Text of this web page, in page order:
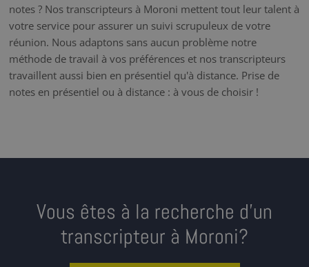
notes ? Nos transcripteurs à Moroni mettent tout leur talent à
votre service pour assurer un suivi scrupuleux de votre
réunion. Nous adaptons sans aucun problème notre
méthode de travail à vos préférences et nos transcripteurs
travaillent aussi bien en présentiel qu'à distance. Prise de
notes en présentiel ou à distance : à vous de choisir !
Vous êtes à la recherche d’un
transcripteur à Moroni?